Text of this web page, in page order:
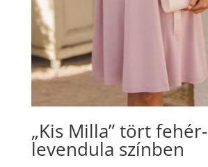
„Kis Milla” tört fehér-
levendula színben